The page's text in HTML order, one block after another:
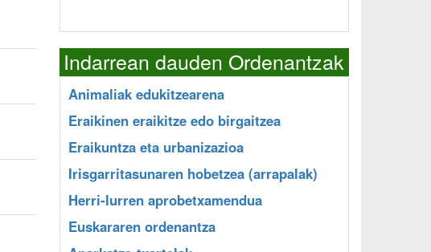
Indarrean dauden Ordenantzak
Animaliak edukitzearena
Eraikinen eraikitze edo birgaitzea
Eraikuntza eta urbanizazioa
Irisgarritasunaren hobetzea (arrapalak)
Herri-lurren aprobetxamendua
Euskararen ordenantza